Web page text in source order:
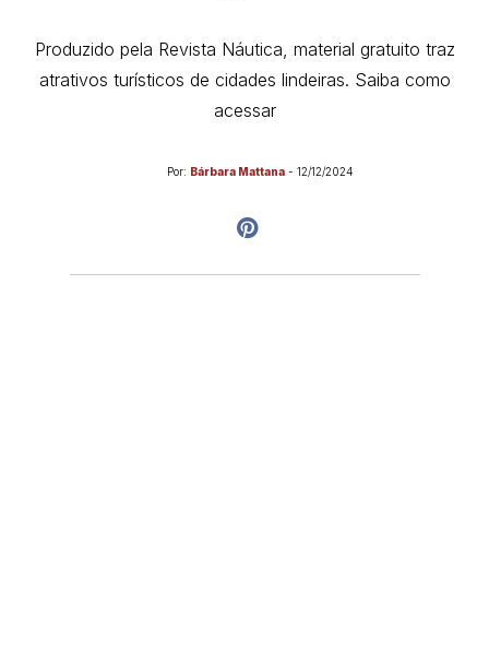
Produzido pela Revista Náutica, material gratuito traz
atrativos turísticos de cidades lindeiras. Saiba como
acessar
Por: Bárbara Mattana - 12/12/2024